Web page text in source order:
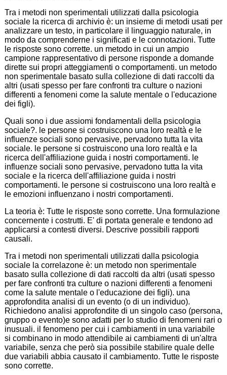
Tra i metodi non sperimentali utilizzati dalla psicologia
sociale la ricerca di archivio è: un insieme di metodi usati per
analizzare un testo, in particolare il linguaggio naturale, in
modo da comprenderne i significati e le connotazioni. Tutte
le risposte sono corrette. un metodo in cui un ampio
campione rappresentativo di persone risponde a domande
dirette sui propri atteggiamenti o comportamenti. un metodo
non sperimentale basato sulla collezione di dati raccolti da
altri (usati spesso per fare confronti tra culture o nazioni
differenti a fenomeni come la salute mentale o l'educazione
dei figli).
Quali sono i due assiomi fondamentali della psicologia
sociale?. le persone si costruiscono una loro realtà e le
influenze sociali sono pervasive, pervadono tutta la vita
sociale. le persone si costruiscono una loro realtà e la
ricerca dell'affiliazione guida i nostri comportamenti. le
influenze sociali sono pervasive, pervadono tutta la vita
sociale e la ricerca dell'affiliazione guida i nostri
comportamenti. le persone si costruiscono una loro realtà e
le emozioni influenzano i nostri comportamenti.
La teoria è: Tutte le risposte sono corrette. Una formulazione
concernente i costrutti. E' di portata generale e tendono ad
applicarsi a contesti diversi. Descrive possibili rapporti
causali.
Tra i metodi non sperimentali utilizzati dalla psicologia
sociale la correlazone è: un metodo non sperimentale
basato sulla collezione di dati raccolti da altri (usati spesso
per fare confronti tra culture o nazioni differenti a fenomeni
come la salute mentale o l'educazione dei figli). una
approfondita analisi di un evento (o di un individuo).
Richiedono analisi approfondite di un singolo caso (persona,
gruppo o evento)e sono adatti per lo studio di fenomeni rari o
inusuali. il fenomeno per cui i cambiamenti in una variabile
si combinano in modo attendibile ai cambiamenti di un'altra
variabile, senza che però sia possibile stabilire quale delle
due variabili abbia causato il cambiamento. Tutte le risposte
sono corrette.